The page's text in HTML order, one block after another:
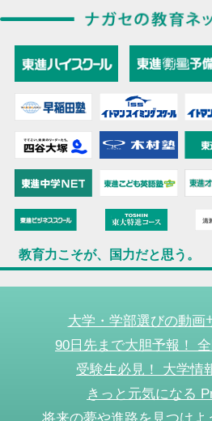
教育力こそが、国力だと思う。
大学・学部選びの動画
90日先まで大胆予報！
受験生必見！ 大学情
きっと元気になる